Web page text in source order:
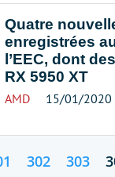
Quatre
enregistrées
l’EEC, dont
RX 5950 XT
AMD 15/01/2020
302 303